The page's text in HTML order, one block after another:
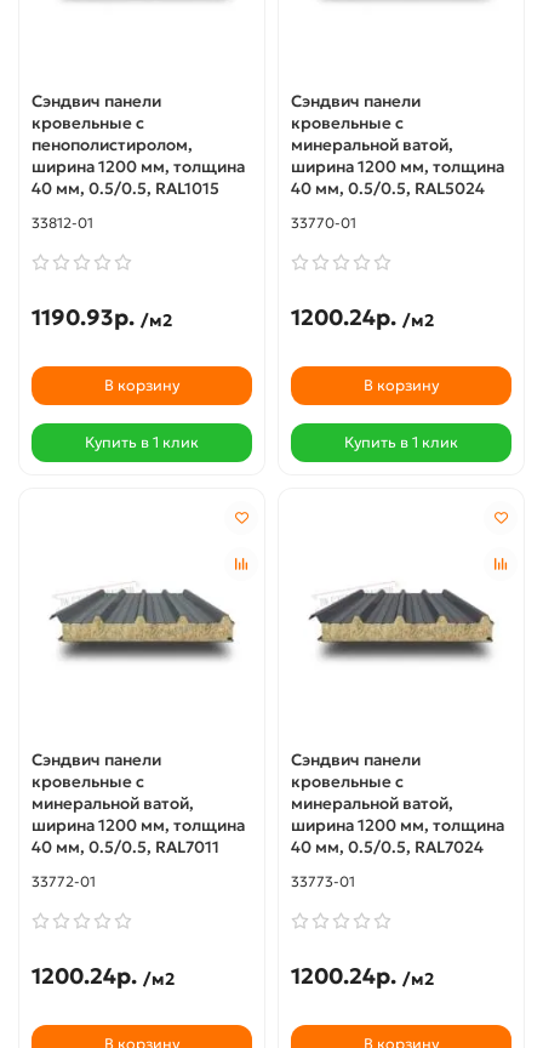
Сэндвич панели
кровельные с
пенополистиролом,
ширина 1200 мм, толщина
40 мм, 0.5/0.5, RAL1015
33812-01
1190.93р. /м2
В корзину
Купить в 1 клик
Сэндвич панели
кровельные с
минеральной ватой,
ширина 1200 мм, толщина
40 мм, 0.5/0.5, RAL5024
33770-01
1200.24р. /м2
В корзину
Купить в 1 клик
Сэндвич панели
кровельные с
минеральной ватой,
ширина 1200 мм, толщина
40 мм, 0.5/0.5, RAL7011
33772-01
1200.24р. /м2
В корзину
Сэндвич панели
кровельные с
минеральной ватой,
ширина 1200 мм, толщина
40 мм, 0.5/0.5, RAL7024
33773-01
1200.24р. /м2
В корзину